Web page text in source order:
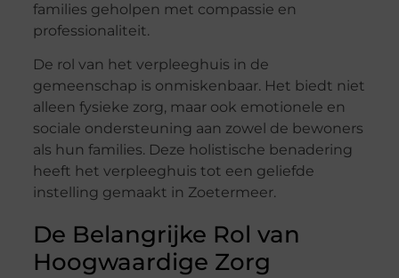
families geholpen met compassie en
professionaliteit.
De rol van het verpleeghuis in de
gemeenschap is onmiskenbaar. Het biedt niet
alleen fysieke zorg, maar ook emotionele en
sociale ondersteuning aan zowel de bewoners
als hun families. Deze holistische benadering
heeft het verpleeghuis tot een geliefde
instelling gemaakt in Zoetermeer.
De Belangrijke Rol van
Hoogwaardige Zorg